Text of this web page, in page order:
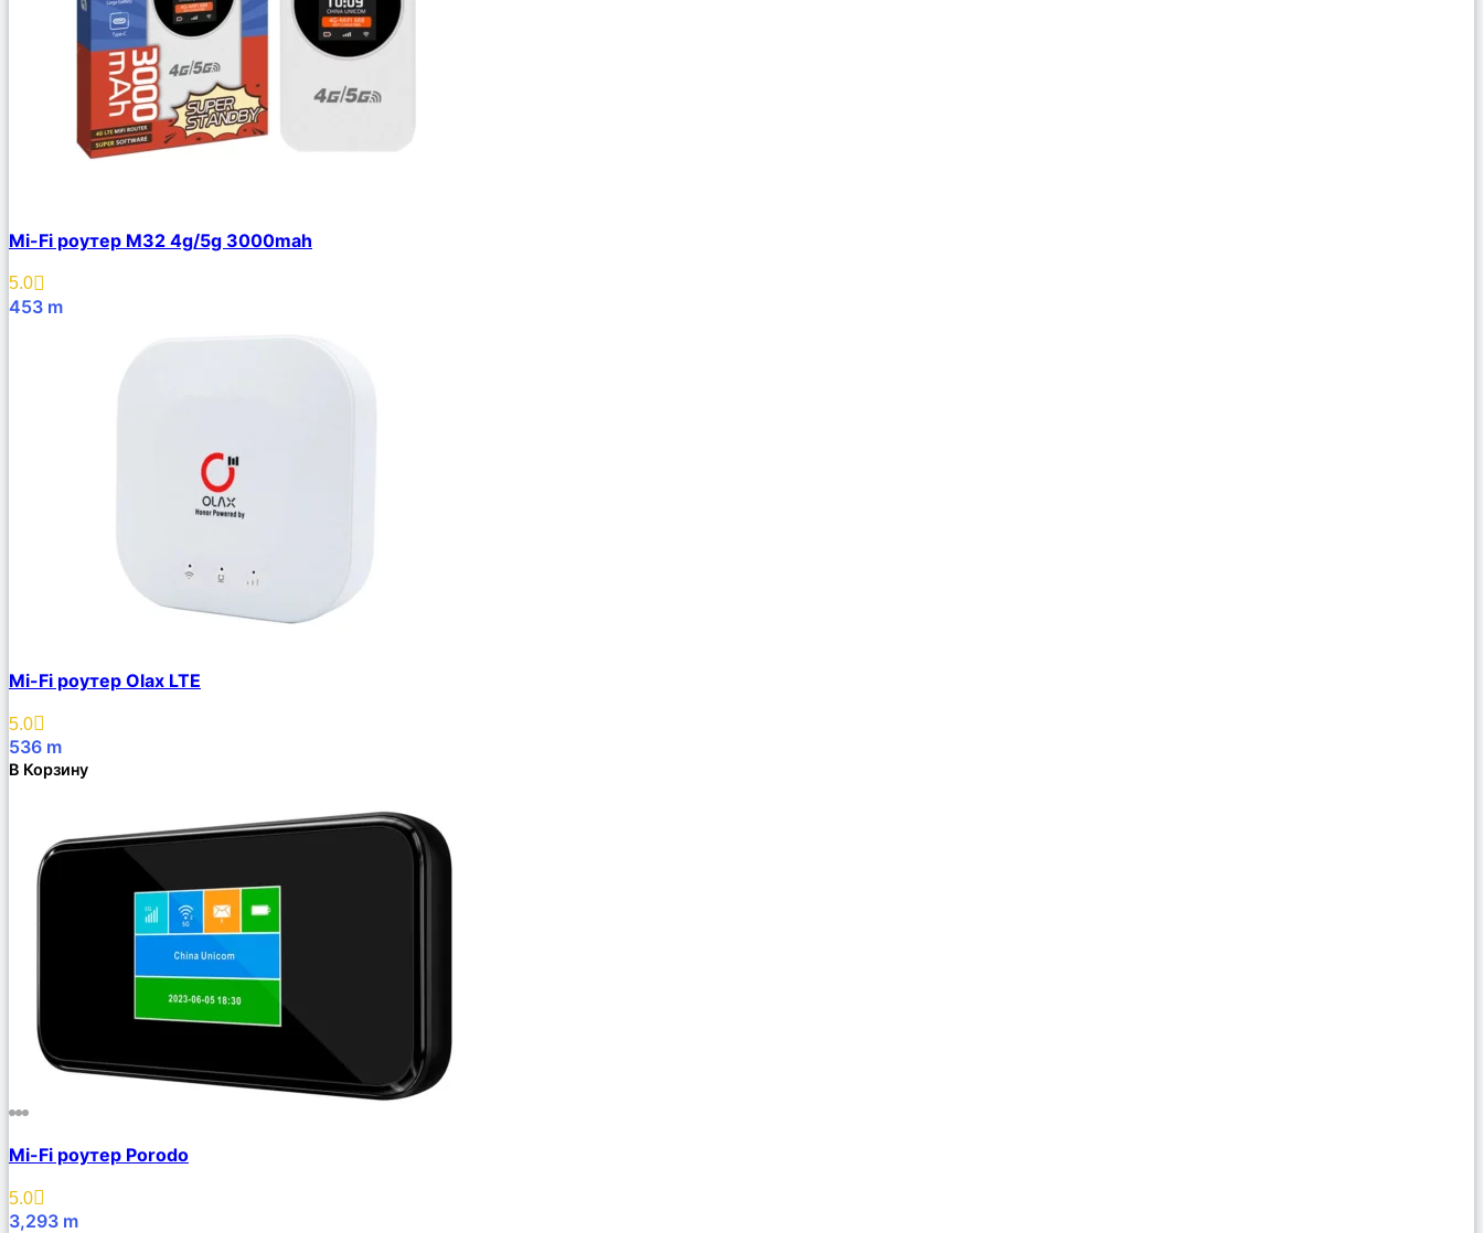
Mi-Fi роутер M32 4g/5g 3000mah
5.0
453 m
Mi-Fi роутер Olax LTE
5.0
536 m
В Корзину
Mi-Fi роутер Porodo
5.0
3,293 m